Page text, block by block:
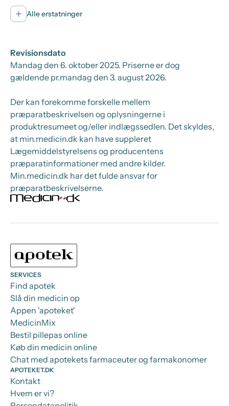
Alle erstatninger
Revisionsdato
Mandag den 6. oktober 2025. Priserne er dog
gældende pr.mandag den 3. august 2026.
Der kan forekomme forskelle mellem
præparatbeskrivelsen og oplysningerne i
produktresumeet og/eller indlægssedlen. Det skyldes,
at min.medicin.dk kan have suppleret
Lægemiddelstyrelsens og producentens
præparatinformationer med andre kilder.
Min.medicin.dk har det fulde ansvar for
præparatbeskrivelserne.
SERVICES
Find apotek
Slå din medicin op
Appen 'apoteket'
MedicinMix
Bestil pillepas online
Køb din medicin online
Chat med apotekets farmaceuter og farmakonomer
APOTEKET.DK
Kontakt
Hvem er vi?